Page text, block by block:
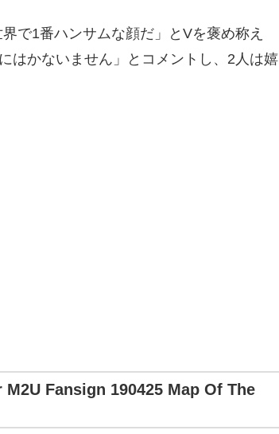
で1番ハンサムな顔だ」とVを褒め称え
はかないません」とコメントし、2人は嬉
M2U Fansign 190425 Map Of The